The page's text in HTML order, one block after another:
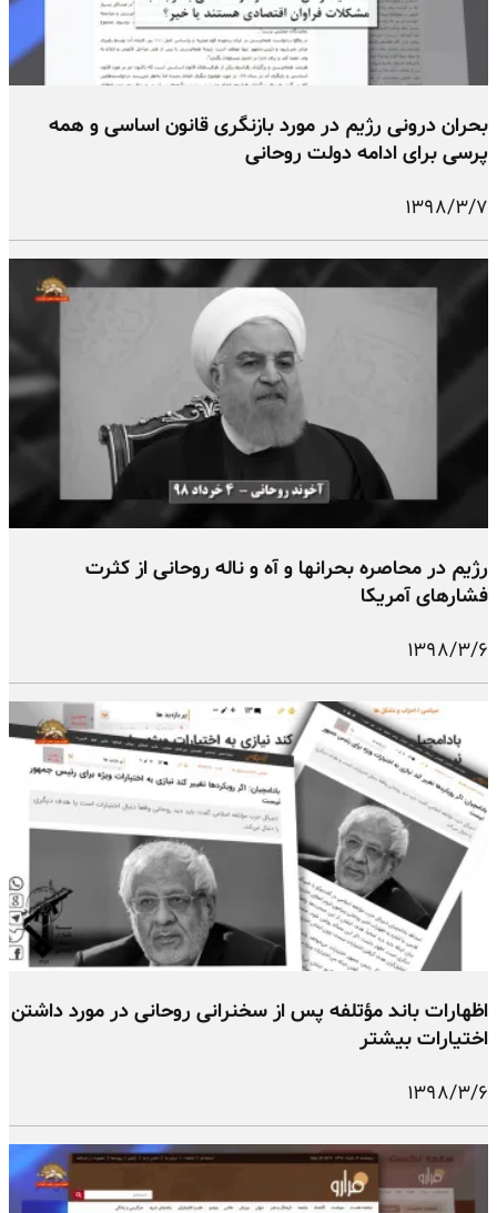
بحران درونی رژیم در مورد بازنگری قانون اساسی و همه
پرسی برای ادامه دولت روحانی
۱۳۹۸/۳/۷
رژیم در محاصره بحرانها و آه و ناله روحانی از کثرت
فشارهای آمریکا
۱۳۹۸/۳/۶
اظهارات باند مؤتلفه پس از سخنرانی روحانی در مورد داشتن
اختیارات بیشتر
۱۳۹۸/۳/۶